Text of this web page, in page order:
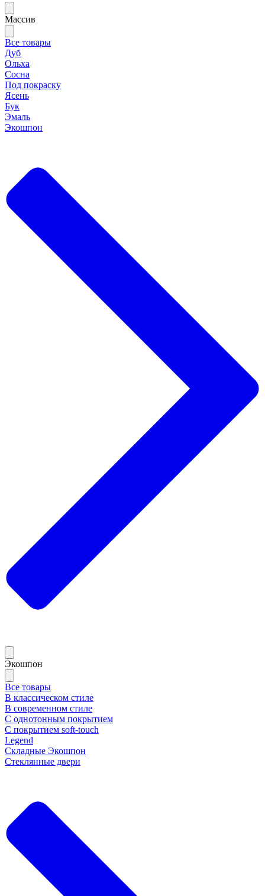
Массив
Все товары
Дуб
Ольха
Сосна
Под покраску
Ясень
Бук
Эмаль
Экошпон
Экошпон
Все товары
В классическом стиле
В современном стиле
С однотонным покрытием
С покрытием soft-touch
Legend
Складные Экошпон
Стеклянные двери